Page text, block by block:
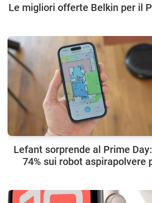
Le migliori offerte Belkin per il
Lefant sorprende al Prime
74% sui robot aspirapolvere